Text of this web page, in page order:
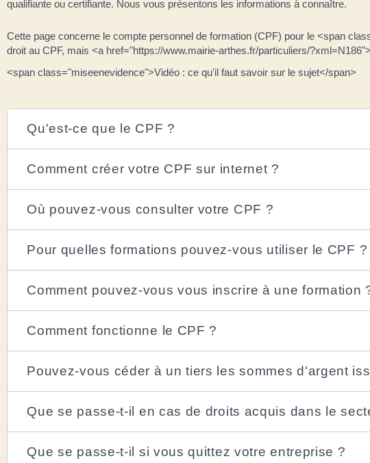
qualifiante ou certifiante. Nous vous présentons les informations à connaître.
Cette page concerne le compte personnel de formation (CPF) pour le <span
droit au CPF, mais <a href="https://www.mairie-arthes.fr/particuliers/
<span class="miseenevidence">Vidéo : ce qu'il faut savoir sur le sujet</span>
Qu'est-ce que le CPF ?
Comment créer votre CPF sur internet ?
Où pouvez-vous consulter votre CPF ?
Pour quelles formations pouvez-vous utiliser le CPF ?
Comment pouvez-vous vous inscrire à une formation
Comment fonctionne le CPF ?
Pouvez-vous céder à un tiers les sommes d'argent
Que se passe-t-il en cas de droits acquis dans le
Que se passe-t-il si vous quittez votre entreprise ?